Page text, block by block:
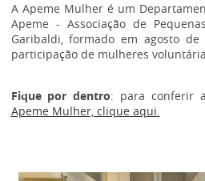
A Apeme Mulher é um
Apeme - Associação de
Garibaldi, formado em agosto
participação de mulheres
Fique por dentro: para conferir
Apeme Mulher, clique aqui.